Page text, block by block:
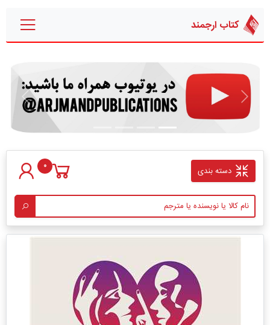
کتاب ارجمند
قبلی بعدی
دسته بندی 0